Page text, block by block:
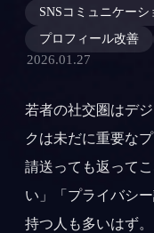
SNSコミュニケーシ
プロフィール改善
2026.01.27
若者の社交圏はデ
クは未だに重要な
請送っても返って
い」「プライバシ
持つ人も多いはず